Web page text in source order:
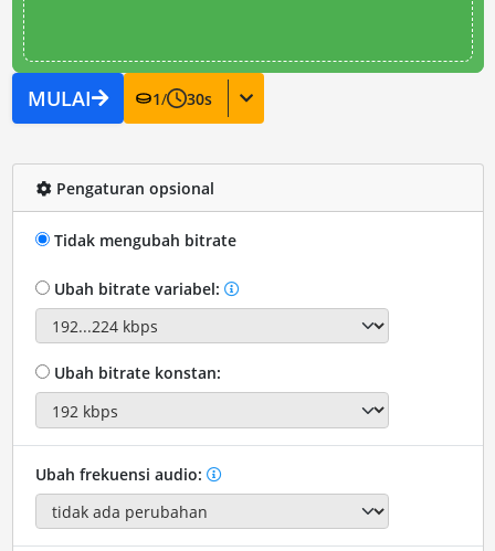
MULAI 1/ 30s
Pengaturan opsional
Tidak mengubah bitrate
Ubah bitrate variabel:
Ubah bitrate konstan:
Ubah frekuensi audio: